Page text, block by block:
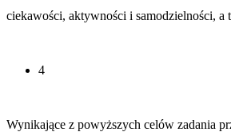
ciekawości, aktywności i samodzielności, a
4
Wynikające z powyższych celów zadania